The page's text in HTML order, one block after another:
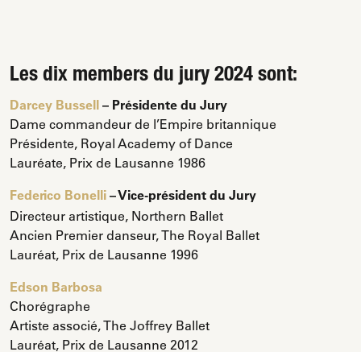
Les dix members du jury 2024 sont:
Darcey Bussell– Présidente du Jury
Dame commandeur de l’Empire britannique
Présidente, Royal Academy of Dance
Lauréate, Prix de Lausanne 1986
Federico Bonelli– Vice-président du Jury
Directeur artistique, Northern Ballet
Ancien Premier danseur, The Royal Ballet
Lauréat, Prix de Lausanne 1996
Edson Barbosa
Chorégraphe
Artiste associé, The Joffrey Ballet
Lauréat, Prix de Lausanne 2012